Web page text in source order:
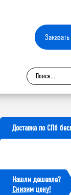
Заказать
Доставка по СПб
Нашли дешевле?
Cнизим цену!